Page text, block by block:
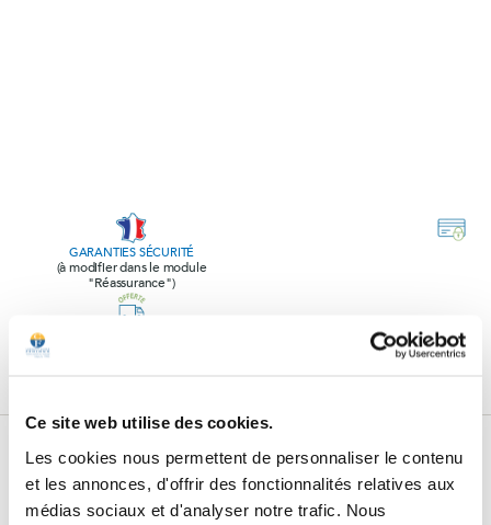
Ce site web utilise des cookies.
Les cookies nous permettent de personnaliser le contenu
et les annonces, d'offrir des fonctionnalités relatives aux
médias sociaux et d'analyser notre trafic. Nous
GARANTIES SÉCURITÉ
(à modifier dans le module
"Réassurance")
Subscribe to our newsletter
Subscribe to our newsletter, receive all our promotions and follow
the latest news from Laboratoires Fenioux.